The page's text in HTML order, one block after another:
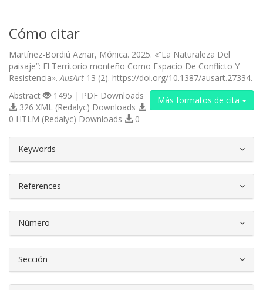
Cómo citar
Martínez-Bordiú Aznar, Mónica. 2025. «“La Naturaleza Del
paisaje”: El Territorio monteño Como Espacio De Conflicto Y
Resistencia». AusArt 13 (2). https://doi.org/10.1387/ausart.27334.
Más formatos de cita
Abstract
1495 | PDF Downloads
326 XML (Redalyc) Downloads
0 HTLM (Redalyc) Downloads
0
Keywords
References
Número
Sección